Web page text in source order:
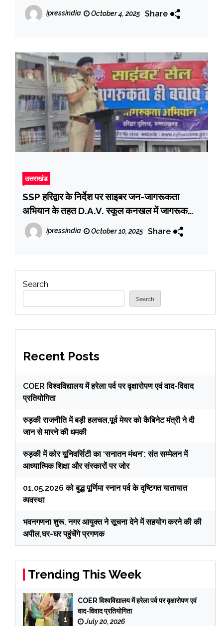
पर एक दिवसीय कार्यशाला का आयोजन हुआ
ipressindia October 4, 2025 Share
उत्तराखंड
SSP हरिद्वार के निर्देश पर साइबर जन-जागरूकता
अभियान के तहत D.A.V. स्कूल कनखल में जागरूकता
कार्यक्रम आयोजित
ipressindia October 10, 2025 Share
Search
Search
Recent Posts
COER विश्वविद्यालय में हरेला पर्व पर वृक्षारोपण एवं वाद-विवाद
प्रतियोगिता
रुड़की राजनीति में बड़ी हलचल,पूर्व मेयर को कैबिनेट मंत्री ने दी
जान से मारने की धमकी
रुड़की में कोर यूनिवर्सिटी का ‘सनातन मंथन’: संत सम्मेलन में
आध्यात्मिक शिक्षा और संस्कारों पर जोर
01.05.2026 को बुद्ध पूर्णिमा स्नान पर्व के दृष्टिगत यातायात
व्यवस्था
भवनगणना शुरू, नगर आयुक्त ने सूचना देने में सहयोग करने की की
अपील,घर-घर पहुंचेंगे प्रगणक
Trending This Week
1
COER विश्वविद्यालय में हरेला पर्व पर वृक्षारोपण एवं
वाद-विवाद प्रतियोगिता
July 20, 2026